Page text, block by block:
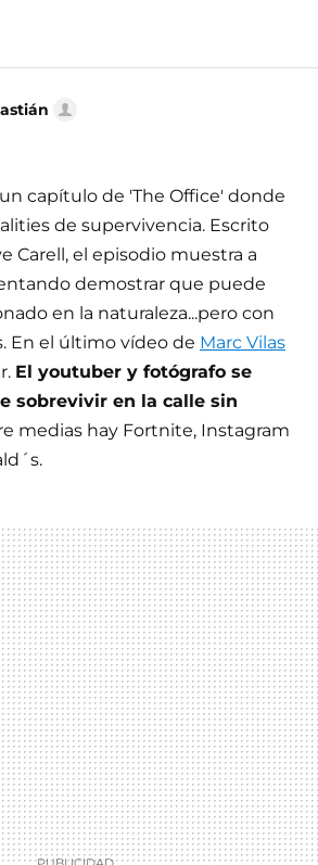
capítulo de 'The Office' donde
de supervivencia. Escrito
Carell, el episodio muestra a
demostrar que puede
en la naturaleza...pero con
En el último vídeo de Marc Vilas
El youtuber y fotógrafo se
sobrevivir en la calle sin
medias hay Fortnite, Instagram